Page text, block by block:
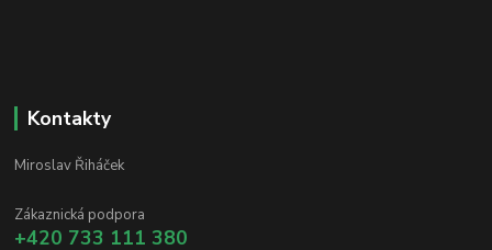
Kontakty
Miroslav Řiháček
Zákaznická podpora
+420 733 111 380